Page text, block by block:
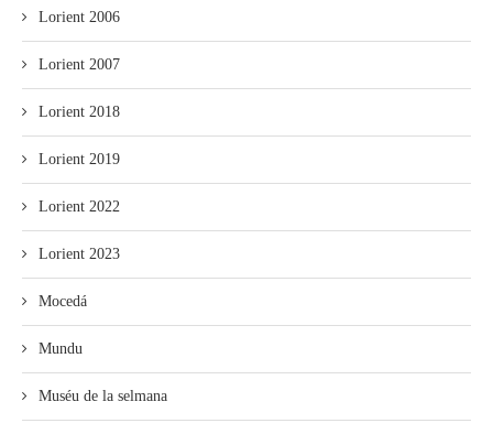
Lorient 2006
Lorient 2007
Lorient 2018
Lorient 2019
Lorient 2022
Lorient 2023
Mocedá
Mundu
Muséu de la selmana